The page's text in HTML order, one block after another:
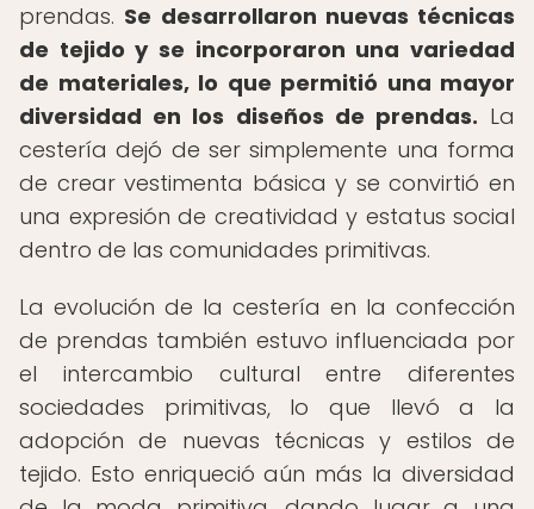
prendas. Se desarrollaron nuevas técnicas
de tejido y se incorporaron una variedad
de materiales, lo que permitió una mayor
diversidad en los diseños de prendas. La
cestería dejó de ser simplemente una forma
de crear vestimenta básica y se convirtió en
una expresión de creatividad y estatus social
dentro de las comunidades primitivas.
La evolución de la cestería en la confección
de prendas también estuvo influenciada por
el intercambio cultural entre diferentes
sociedades primitivas, lo que llevó a la
adopción de nuevas técnicas y estilos de
tejido. Esto enriqueció aún más la diversidad